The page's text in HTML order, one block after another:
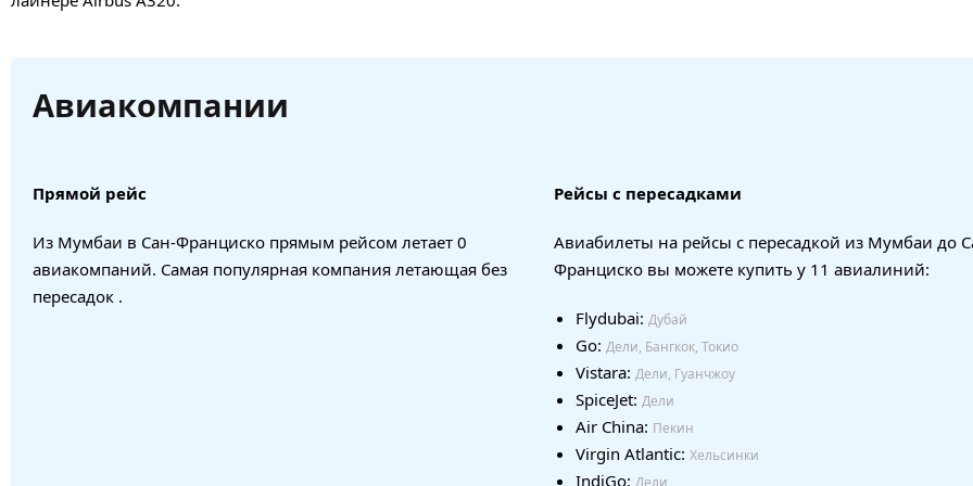
Авиакомпании
Прямой рейс
Из Мумбаи в Сан-Франциско прямым рейсом летает 0
авиакомпаний. Самая популярная компания летающая без
пересадок .
Рейсы с пересадками
Авиабилеты на рейсы с пересадкой из Мумбаи до
Франциско вы можете купить у 11 авиалиний:
Flydubai: Дубай
Go: Дели, Бангкок, Токио
Vistara: Дели, Гуанчжоу
SpiceJet: Дели
Air China: Пекин
Virgin Atlantic: Хельсинки
IndiGo: Дели